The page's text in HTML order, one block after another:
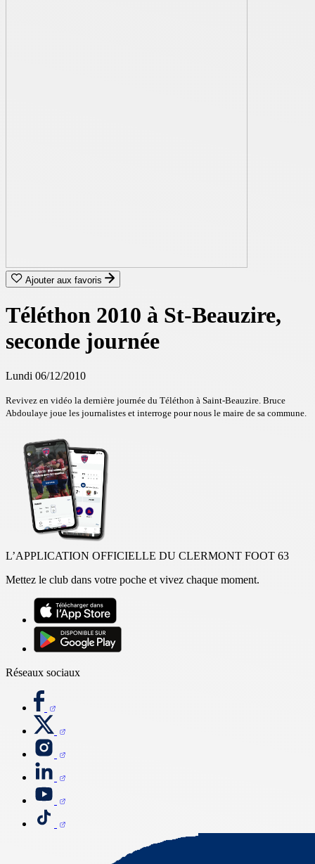
Ajouter aux favoris
Téléthon 2010 à St-Beauzire,
seconde journée
Lundi 06/12/2010
Revivez en vidéo la dernière journée du Téléthon à Saint-Beauzire. Bruce
Abdoulaye joue les journalistes et interroge pour nous le maire de sa commune.
L’APPLICATION OFFICIELLE DU CLERMONT FOOT 63
Mettez le club dans votre poche et vivez chaque moment.
Réseaux sociaux